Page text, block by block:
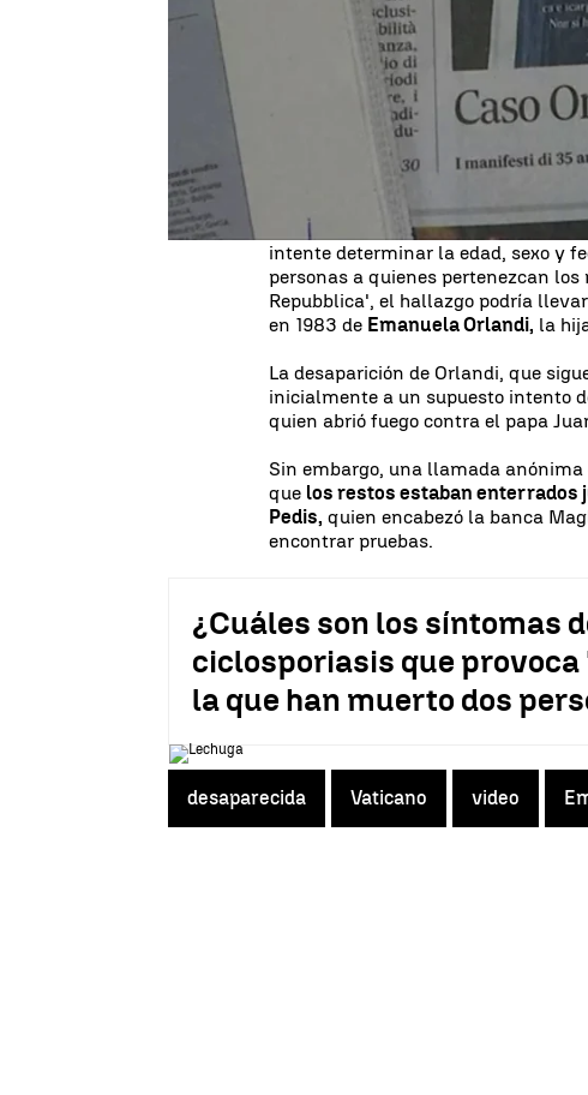
La Policía de Italia está
Embajada de Vaticano en el país
edificio, tal y como ha confirmado
Vaticano ha indicado que los
Nunciatura Apostólica en Italia",
señalar que la Gendarmería trabaja
Pignatone, encabeza la investigación.
Asimismo, ha apuntado que
intente determinar la edad, sexo y
personas a quienes pertenezcan
Repubblica', el hallazgo podría
en 1983 de Emanuela Orlandi, la
La desaparición de Orlandi, que
inicialmente a un supuesto intento
quien abrió fuego contra el papa
Sin embargo, una llamada
que los restos estaban enterrados
Pedis, quien encabezó la banca
encontrar pruebas.
¿Cuáles son los síntomas
ciclosporiasis que
la que han muerto dos
desaparecida Vaticano video